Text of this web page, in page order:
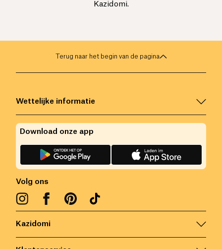
Kazidomi.
Terug naar het begin van de pagina
Kazidomi
Wettelijke informatie
Volg ons
Download onze app